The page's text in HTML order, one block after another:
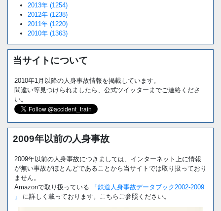
2013年 (1254)
2012年 (1238)
2011年 (1220)
2010年 (1363)
当サイトについて
2010年1月以降の人身事故情報を掲載しています。
間違い等見つけられましたら、公式ツイッターまでご連絡くださ
い。
2009年以前の人身事故
2009年以前の人身事故につきましては、インターネット上に情報
が無い事故がほとんどであることから当サイトでは取り扱っており
ません。
Amazonで取り扱っている
「鉄道人身事故データブック2002-2009
」
に詳しく載っております。こちらご参照ください。